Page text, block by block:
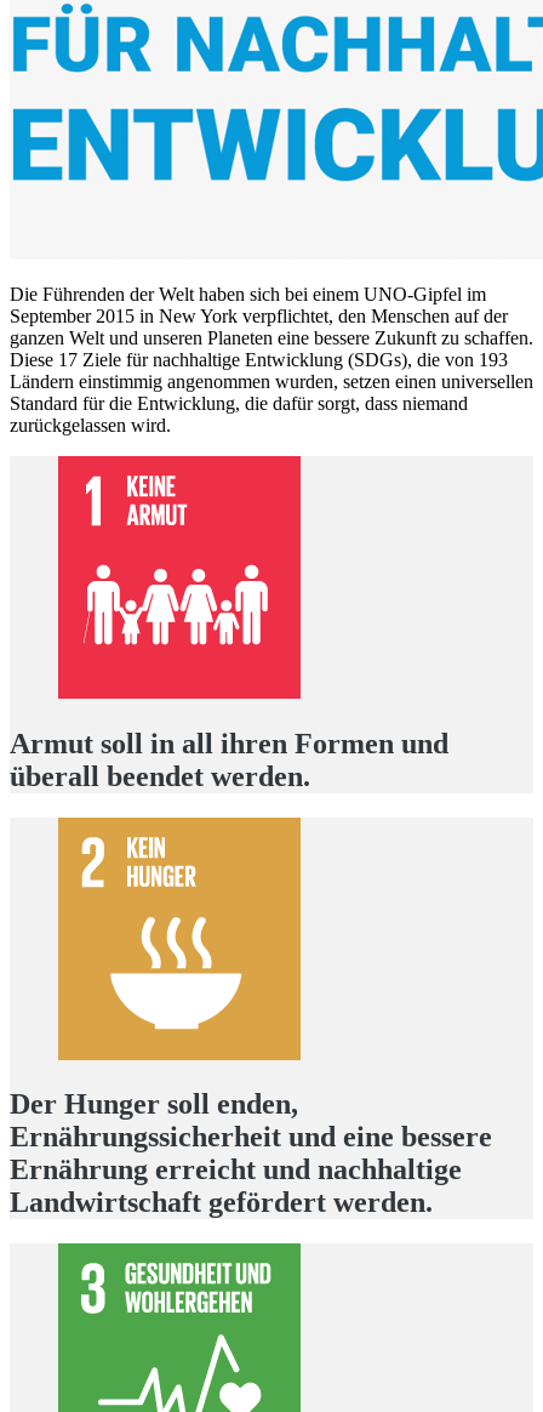
Die Führenden der Welt haben sich bei einem UNO-Gipfel im
September 2015 in New York verpflichtet, den Menschen auf der
ganzen Welt und unseren Planeten eine bessere Zukunft zu schaffen.
Diese 17 Ziele für nachhaltige Entwicklung (SDGs), die von 193
Ländern einstimmig angenommen wurden, setzen einen universellen
Standard für die Entwicklung, die dafür sorgt, dass niemand
zurückgelassen wird.
Armut soll in all ihren Formen und
überall beendet werden.
Der Hunger soll enden,
Ernährungssicherheit und eine bessere
Ernährung erreicht und nachhaltige
Landwirtschaft gefördert werden.